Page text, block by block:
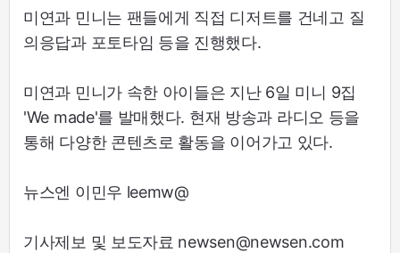
미연과 민니는 팬들에게 직접 디저트를 건네고 질
의응답과 포토타임 등을 진행했다.
미연과 민니가 속한 아이들은 지난 6일 미니 9집
'We made'를 발매했다. 현재 방송과 라디오 등을
통해 다양한 콘텐츠로 활동을 이어가고 있다.
뉴스엔 이민우 leemw@
기사제보 및 보도자료 newsen@newsen.com